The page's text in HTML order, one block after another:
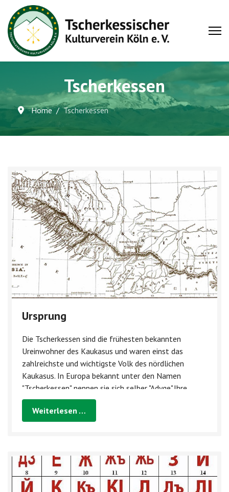
Tscherkessen
Home Tscherkessen
Ursprung
Die Tscherkessen sind die frühesten bekannten
Ureinwohner des Kaukasus und waren einst das
zahlreichste und wichtigste Volk des nördlichen
Kaukasus. In Europa bekannt unter den Namen
"Tscherkessen" nennen sie sich selber "Adyge".Ihre
Vorgeschichte reicht weit über das 5. Jahrhundert vor
Chr...Weiterlesen …